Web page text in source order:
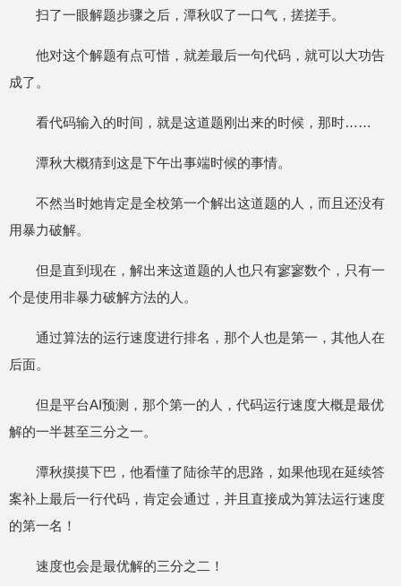
扫了一眼解题步骤之后，潭秋叹了一口气，搓搓手。
他对这个解题有点可惜，就差最后一句代码，就可以大功告
成了。
看代码输入的时间，就是这道题刚出来的时候，那时……
潭秋大概猜到这是下午出事端时候的事情。
不然当时她肯定是全校第一个解出这道题的人，而且还没有
用暴力破解。
但是直到现在，解出来这道题的人也只有寥寥数个，只有一
个是使用非暴力破解方法的人。
通过算法的运行速度进行排名，那个人也是第一，其他人在
后面。
但是平台AI预测，那个第一的人，代码运行速度大概是最优
解的一半甚至三分之一。
潭秋摸摸下巴，他看懂了陆徐芊的思路，如果他现在延续答
案补上最后一行代码，肯定会通过，并且直接成为算法运行速度
的第一名！
速度也会是最优解的三分之二！